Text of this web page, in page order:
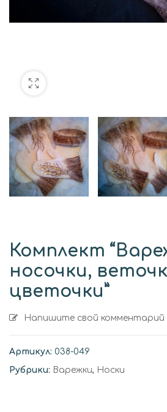
Комплект
носочки,
цветочки”
Напишите свой комментарий
Артикул: 038-049
Рубрики: Варежки, Носки